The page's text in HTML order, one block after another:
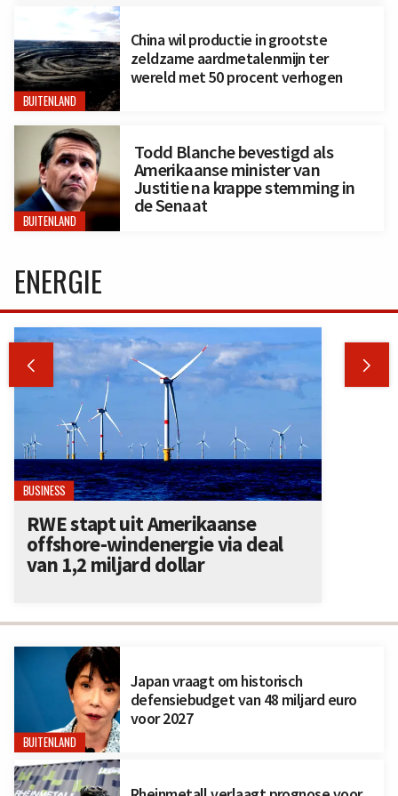
BUITENLAND
China wil productie in grootste
zeldzame aardmetalenmijn ter
wereld met 50 procent verhogen
BUITENLAND
Todd Blanche bevestigd als
Amerikaanse minister van
Justitie na krappe stemming in
de Senaat
BUITENLAND
Japan vraagt om historisch
defensiebudget van 48 miljard euro
voor 2027
ENERGIE
 
BUSINESS
RWE stapt uit Amerikaanse
offshore-windenergie via deal
van 1,2 miljard dollar